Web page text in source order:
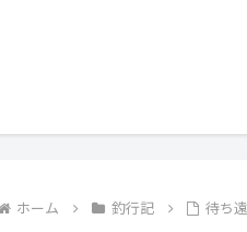
ホーム 釣行記 待ち